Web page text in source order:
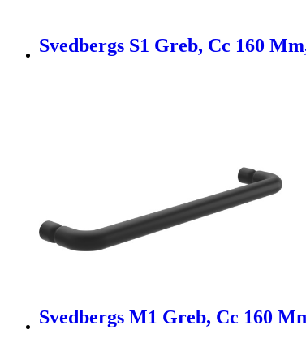
Svedbergs S1 Greb, Cc 160
Svedbergs M1 Greb, Cc 160